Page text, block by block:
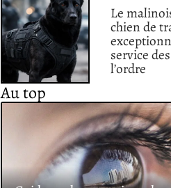
Le
chien de
service
l’ordre
Au top